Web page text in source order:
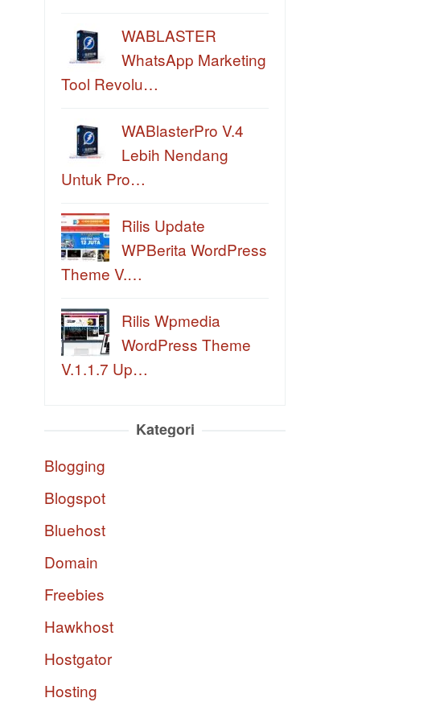
WABLASTER
WhatsApp Marketing
Tool Revolu…
WABlasterPro V.4
Lebih Nendang
Untuk Pro…
Rilis Update
WPBerita WordPress
Theme V.…
Rilis Wpmedia
WordPress Theme
V.1.1.7 Up…
Kategori
Blogging
Blogspot
Bluehost
Domain
Freebies
Hawkhost
Hostgator
Hosting